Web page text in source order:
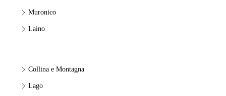
Muronico
Laino
Collina e Montagna
Lago